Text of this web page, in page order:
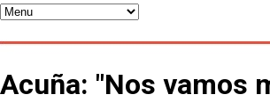
Acuña: "Nos vamos